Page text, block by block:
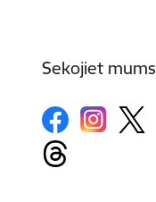
Sekojiet mums